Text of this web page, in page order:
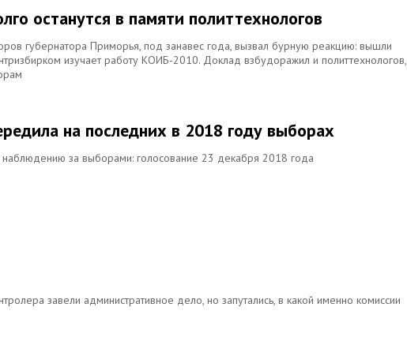
останутся в памяти политтехнологов
губернатора Приморья, под занавес года, вызвал бурную реакцию: вышли
изучает работу КОИБ-2010. Доклад взбудоражил и политтехнологов,
на последних в 2018 году выборах
за выборами: голосование 23 декабря 2018 года
завели административное дело, но запутались, в какой именно комиссии